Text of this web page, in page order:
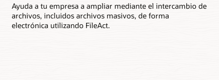
Ayuda a tu empresa a ampliar mediante el intercambio de
archivos, incluidos archivos masivos, de forma
electrónica utilizando FileAct.